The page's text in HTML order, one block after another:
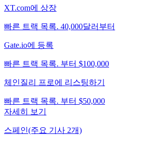
XT.com에 상장
빠른 트랙 목록. 40,000달러부터
Gate.io에 등록
빠른 트랙 목록. 부터 $100,000
체인질리 프로에 리스팅하기
빠른 트랙 목록. 부터 $50,000
자세히 보기
스페인(주요 기사 2개)